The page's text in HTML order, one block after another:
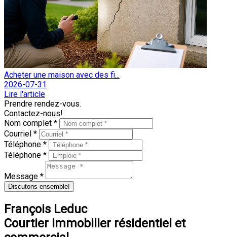
Acheter une maison avec des fi...
2026-07-31
Lire l'article
Prendre rendez-vous.
Contactez-nous!
Nom complet *
Courriel *
Téléphone *
Téléphone *
Message *
Discutons ensemble!
François Leduc
Courtier immobilier résidentiel et